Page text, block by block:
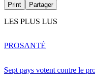
Print Partager
LES PLUS LUS
Sept pays votent contre le
PROSANTÉ